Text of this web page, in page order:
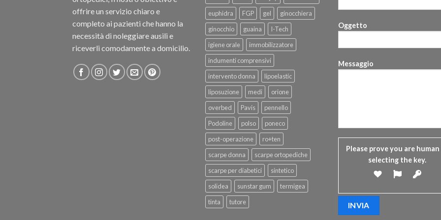
offrire un servizio chiaro e
completo ai pazienti che hanno la
necessità di noleggiare ausili e
riceverli comodamente a domicilio.
euphidra
FGP gel
ginocchiera
ginocchio
guaina
I-Tech
igiene orale
immobilizzatore
indumenti comprensivi
intervento donna
lipoelastic
liposuzione
medi
orione
overbed
Pavis
pennello
Podoline
polso
poneco
post-operazione
ro+ten
scarpe donna
scarpe ortopediche
scarpe per diabetici
sintetico
solidea
sunstar gum
termigea
tinta
tutore
Oggetto
Messaggio
Please prove you are human
selecting the key.